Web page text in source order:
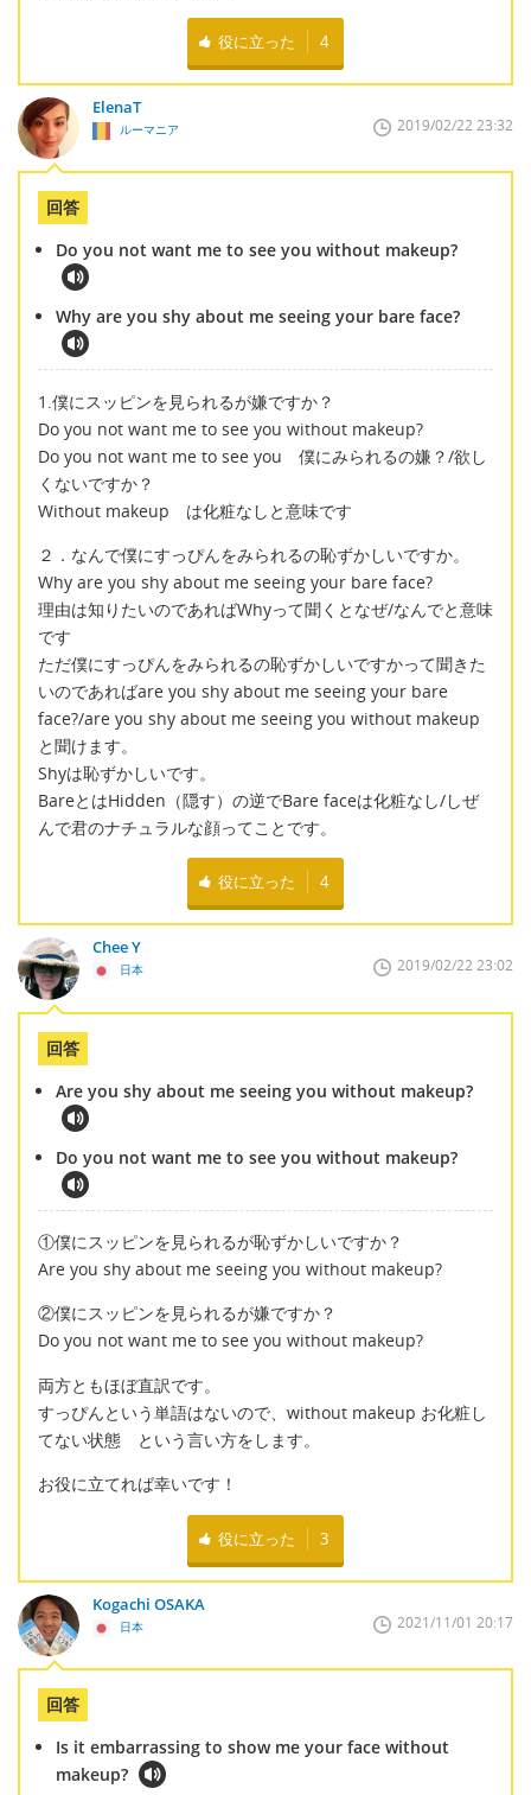
役に立った 4
ElenaT
ルーマニア 2019/02/22 23:32
回答
Do you not want me to see you without makeup?
Why are you shy about me seeing your bare face?
1.僕にスッピンを見られるが嫌ですか？
Do you not want me to see you without makeup?
Do you not want me to see you 僕にみられるの嫌？/欲し
くないですか？
Without makeup は化粧なしと意味です
２．なんで僕にすっぴんをみられるの恥ずかしいですか。
Why are you shy about me seeing your bare face?
理由は知りたいのであればWhyって聞くとなぜ/なんでと意味
です
ただ僕にすっぴんをみられるの恥ずかしいですかって聞きた
いのであればare you shy about me seeing your bare
face?/are you shy about me seeing you without makeup
と聞けます。
Shyは恥ずかしいです。
BareとはHidden（隠す）の逆でBare faceは化粧なし/しぜ
んで君のナチュラルな顔ってことです。
役に立った 4
Chee Y
日本 2019/02/22 23:02
回答
Are you shy about me seeing you without makeup?
Do you not want me to see you without makeup?
①僕にスッピンを見られるが恥ずかしいですか？
Are you shy about me seeing you without makeup?
②僕にスッピンを見られるが嫌ですか？
Do you not want me to see you without makeup?
両方ともほぼ直訳です。
すっぴんという単語はないので、without makeup お化粧し
てない状態 という言い方をします。
お役に立てれば幸いです！
役に立った 3
Kogachi OSAKA
日本 2021/11/01 20:17
回答
Is it embarrassing to show me your face without
makeup?